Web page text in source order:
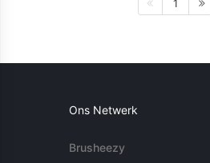
1
Ons Netwerk
Brusheezy